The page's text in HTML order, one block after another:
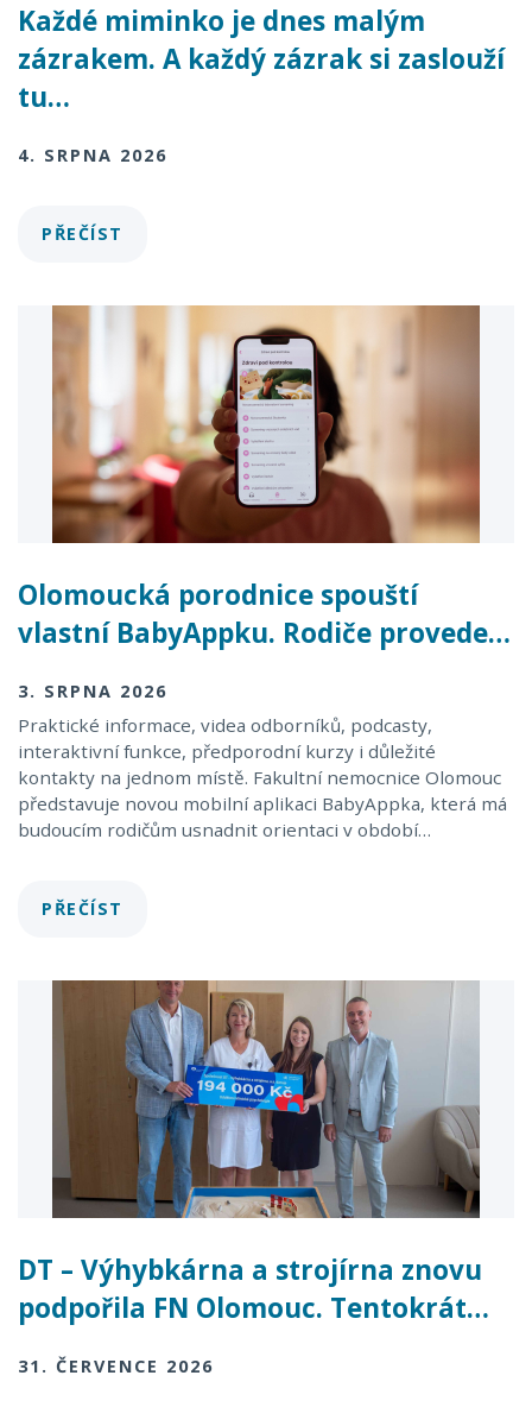
Každé miminko je dnes malým
zázrakem. A každý zázrak si zaslouží
tu…
4. SRPNA 2026
PŘEČÍST
Olomoucká porodnice spouští
vlastní BabyAppku. Rodiče provede…
3. SRPNA 2026
Praktické informace, videa odborníků, podcasty,
interaktivní funkce, předporodní kurzy i důležité
kontakty na jednom místě. Fakultní nemocnice Olomouc
představuje novou mobilní aplikaci BabyAppka, která má
budoucím rodičům usnadnit orientaci v období…
PŘEČÍST
DT – Výhybkárna a strojírna znovu
podpořila FN Olomouc. Tentokrát…
31. ČERVENCE 2026